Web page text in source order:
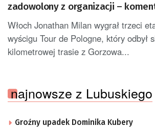
zadowolony z organizacji –
etapie Tour de Pologne
Włoch Jonathan Milan wygrał trzeci
wyścigu Tour de Pologne, który odbył
kilometrowej trasie z Gorzowa...
najnowsze z Lubuskiego
Groźny upadek Dominika Kubery